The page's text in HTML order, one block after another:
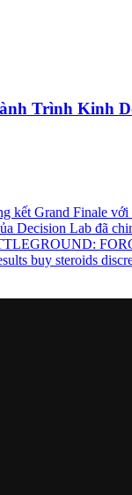
Trình Kinh
kết Grand Finale với
Decision Lab đã
buy steroids